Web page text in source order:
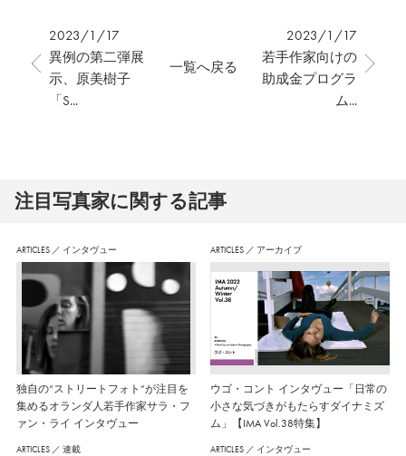
2023/1/17
異例の第二弾展
示、原美樹子
「S...
2023/1/17
若手作家向けの
助成金プログラ
ム...
一覧へ戻る
注⽬写真家に関する記事
ARTICLES ／ インタヴュー
独自の“ストリートフォト”が注目を
集めるオランダ人若手作家サラ・フ
ァン・ライ インタヴュー
ARTICLES ／ アーカイブ
ウゴ・コント インタヴュー「日常の
小さな気づきがもたらすダイナミズ
ム」【IMA Vol.38特集】
ARTICLES ／ 連載 ARTICLES ／ インタヴュー